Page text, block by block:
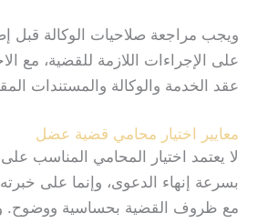
ويجب مراجعة صلاحيات الوكالة قبل
على الإجراءات اللازمة للقضية، مع
عقد الخدمة والوكالة والمستندات
معايير اختيار محامي قضية عضل
لا يعتمد اختيار المحامي المناسب
بسرعة إنهاء الدعوى، وإنما على
مع ظروف القضية بحساسية ووضوح.